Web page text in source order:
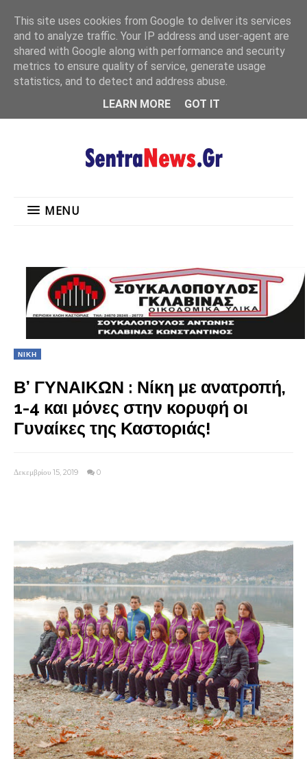
MENU
MENU
ΝΙΚΗ
Β’ ΓΥΝΑΙΚΩΝ : Νίκη με ανατροπή,
1-4 και μόνες στην κορυφή οι
Γυναίκες της Καστοριάς!
Δεκεμβρίου 15, 2019 0
This site uses cookies from Google to deliver its services
and to analyze traffic. Your IP address and user-agent are
shared with Google along with performance and security
metrics to ensure quality of service, generate usage
statistics, and to detect and address abuse.
LEARN MORE
GOT IT